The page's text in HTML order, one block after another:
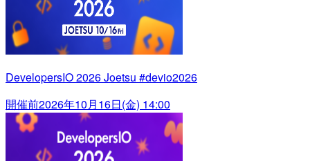
DevelopersIO 2026 Joetsu #devio2026
開催前2026年10月16日(金) 14:00